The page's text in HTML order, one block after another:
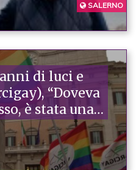
SALERNO
di luci e
“Doveva
è stata una